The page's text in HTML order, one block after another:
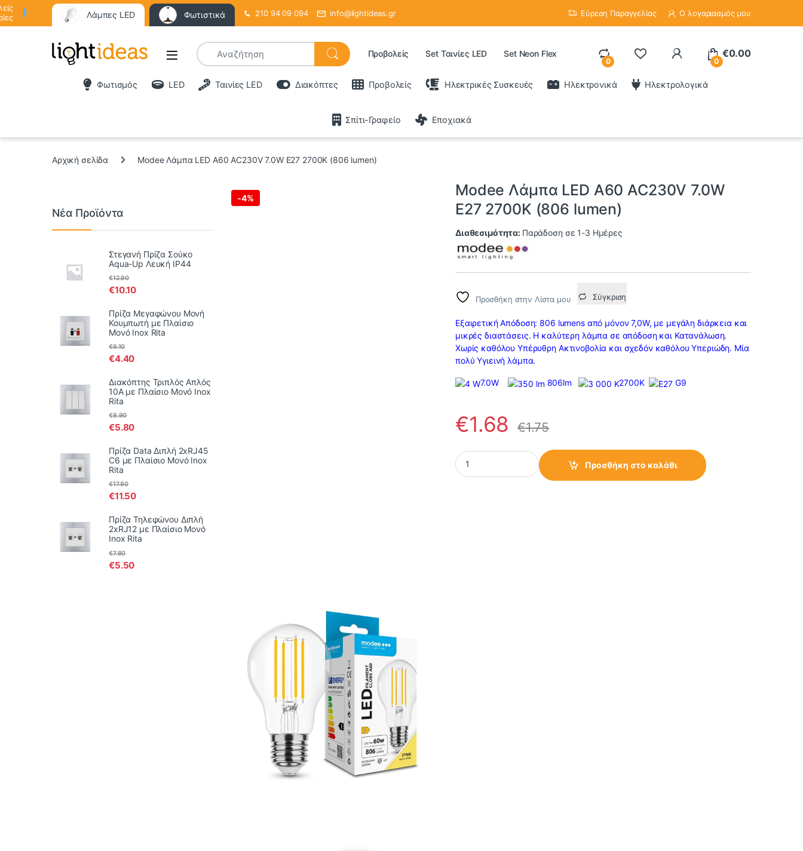
Λάμπες LED Φωτιστικά 210 94 09 094 info@lightideas.gr Εύρεση Παραγγελίας Ο λογαριασμός μου
Προβολείς Set Ταινίες LED Set Neon Flex
0 0
€0.00
Φωτισμός LED Ταινίες LED Διακόπτες Προβολείς Ηλεκτρικές Συσκευές Ηλεκτρονικά Ηλεκτρολογικά
Σπίτι-Γραφείο Εποχιακά
Αρχική σελίδα Modee Λάμπα LED A60 AC230V 7.0W E27 2700K (806 lumen)
-4%
Modee Λάμπα LED A60 AC230V 7.0W
E27 2700K (806 lumen)
Διαθεσιμότητα: Παράδοση σε 1-3 Ημέρες
Προσθήκη στην Λίστα μου Σύγκριση
Εξαιρετική Απόδοση: 806 lumens από μόνον 7,0W, με μεγάλη διάρκεια και
μικρές διαστάσεις. Η καλύτερη λάμπα σε απόδοση και Κατανάλωση.
Χωρίς καθόλου Υπέρυθρη Ακτινοβολία και σχεδόν καθόλου Υπεριώδη. Μία
πολύ Υγιεινή λάμπα.
7.0W 806lm 2700K G9
€1.68 €1.75
Modee Λάμπα LED A60 AC230V 7.0W E27 2700K (806 lumen) quantity
Προσθήκη στο καλάθι
Νέα Προϊόντα
Στεγανή Πρίζα Σούκο
Aqua-Up Λευκή IP44
€10.10
€12.90
Πρίζα Μεγαφώνου Μονή
Κουμπωτή με Πλαίσιο
Μονό Inox Rita
€4.40
€6.10
Διακόπτης Τριπλός Απλός
10Α με Πλαίσιο Μονό Inox
Rita
€5.80
€8.90
Πρίζα Data Διπλή 2xRJ45
C6 με Πλαίσιο Μονό Inox
Rita
€11.50
€17.80
Πρίζα Τηλεφώνου Διπλή
2xRJ12 με Πλαίσιο Μονό
Inox Rita
€5.50
€7.80